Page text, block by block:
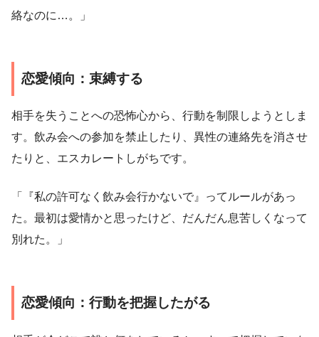
絡なのに…。」
恋愛傾向：束縛する
相手を失うことへの恐怖心から、行動を制限しようとしま
す。飲み会への参加を禁止したり、異性の連絡先を消させ
たりと、エスカレートしがちです。
「『私の許可なく飲み会行かないで』ってルールがあっ
た。最初は愛情かと思ったけど、だんだん息苦しくなって
別れた。」
恋愛傾向：行動を把握したがる